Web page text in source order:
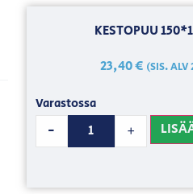
KESTOPUU
23,40€ (SIS. ALV
Varastossa
- +